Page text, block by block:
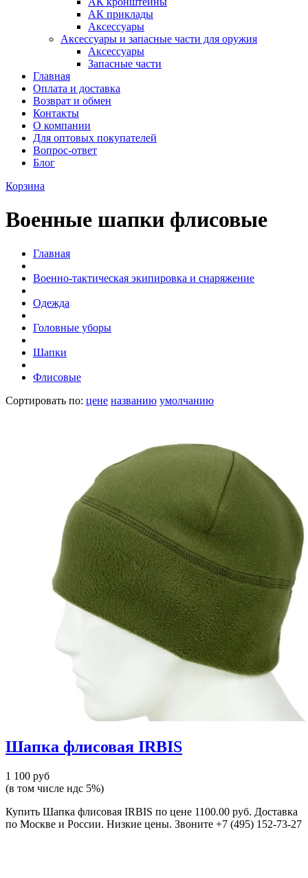
АК приклады
Аксессуары
Аксессуары и запасные части для оружия
Аксессуары
Запасные части
Главная
Оплата и доставка
Возврат и обмен
Контакты
О компании
Для оптовых покупателей
Вопрос-ответ
Блог
Корзина
Военные шапки флисовые
Главная
Военно-тактическая экипировка и снаряжение
Одежда
Головные уборы
Шапки
Флисовые
Сортировать по: цене названию умолчанию
Шапка флисовая IRBIS
1 100 руб
(в том числе ндс 5%)
Купить Шапка флисовая IRBIS по цене 1100.00 руб. Доставка
по Москве и России. Низкие цены. Звоните +7 (495) 152-73-27